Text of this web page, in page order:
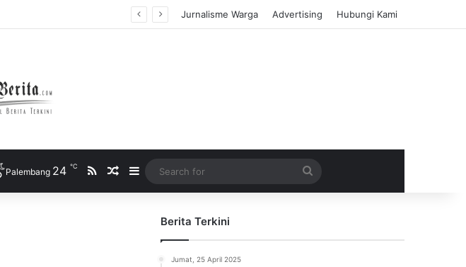
Jurnalisme Warga Advertising Hubungi Kami
Palembang 24 ℃ RSSRandom Article
Sidebar
for
Berita Terkini
Jumat, 25 April 2025